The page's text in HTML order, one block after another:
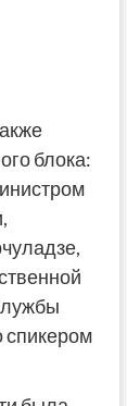
блока:
спикером